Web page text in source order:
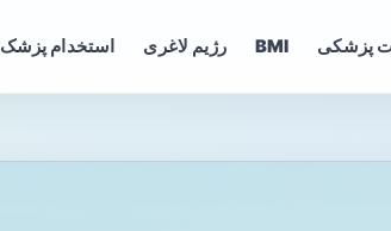
پزشکی BMI رژیم لاغری استخدام پزشک